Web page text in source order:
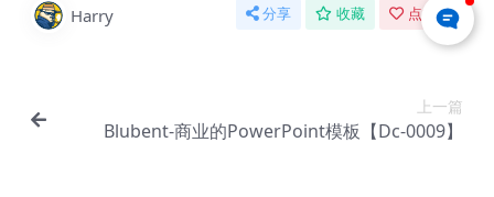
Harry 分享 收藏 点赞(0)
上一篇
Blubent-商业的PowerPoint模板【Dc-0009】